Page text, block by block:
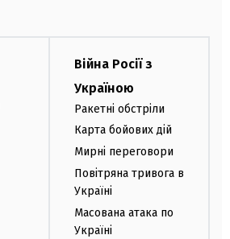
Війна Росії з
Україною
Ракетні обстріли
Карта бойових дій
Мирні переговори
Повітряна тривога в
Україні
Масована атака по
Україні